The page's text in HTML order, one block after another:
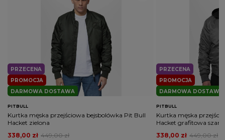
Potwierdź obecność oznaczeń lub etykiet
wymaganych przepisami
nie
PROMOCJA
PRZECENA
DARMOWA DOSTAWA
PITBULL
Kurtka męska przejściowa bejsbolówka Pit Bull
Hacket zielona
449,00 zł
338,00 zł
PROMOCJA
PRZECENA
DARMOWA DOSTAWA
PITBULL
Kurtka męska
Hacket grafitowa szara
449,00 zł
338,00 zł